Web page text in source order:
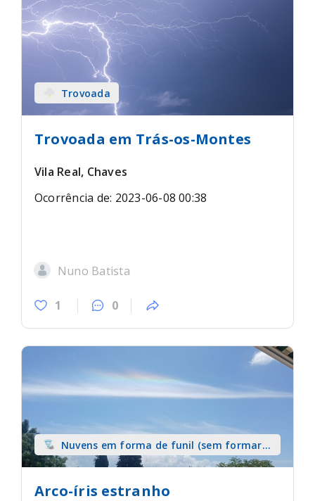
Trovoada
Trovoada em Trás-os-Montes
Vila Real, Chaves
Ocorrência de: 2023-06-08 00:38
Nuno Batista
1 0
Nuvens em forma de funil (sem formar
tromba) sobre terra
Arco-íris estranho